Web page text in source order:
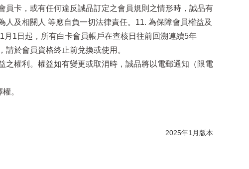
卡，或有任何違反誠品訂定之會員規則之情形時，誠品有
及相關人 等應自負一切法律責任。11. 為保障會員權益及
1日起，所有白卡會員帳戶在查核日往前回溯連續5年
於會員資格終止前兌換或使用。
之權利。權益如有變更或取消時，誠品將以電郵通知（限電
。
2025年1月版本